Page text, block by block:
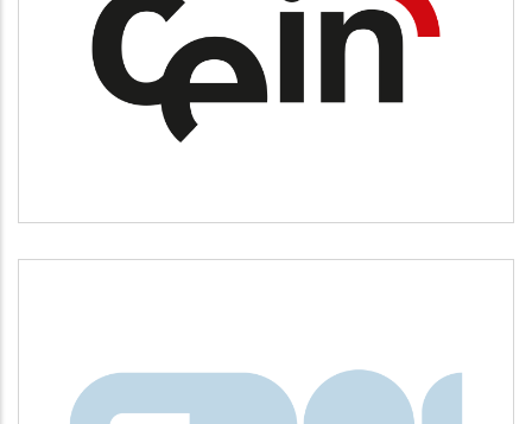
CEIN
Desarrollo empresarial
CNAI